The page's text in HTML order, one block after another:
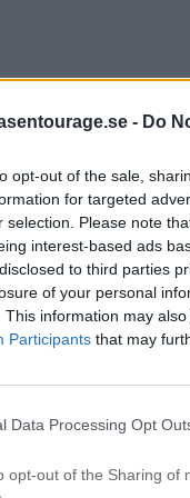
- Do
opt-out of the sale,
for targeted
selection. Please note
interest-based ads
to third parties
of your personal
This information may
Participants that may
Data Processing Opt
opt-out of the Sharing of
på den här låten.